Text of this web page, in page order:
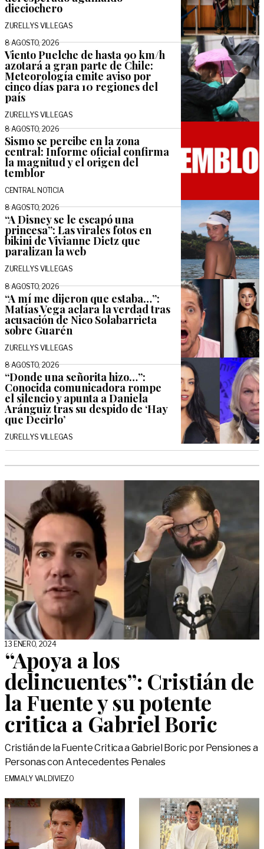
dieciochero
ZURELLYS VILLEGAS
8 AGOSTO, 2026
Viento Puelche de hasta 90 km/h
azotará a gran parte de Chile:
Meteorología emite aviso por
cinco días para 10 regiones del
país
ZURELLYS VILLEGAS
8 AGOSTO, 2026
Sismo se percibe en la zona
central: Informe oficial confirma
la magnitud y el origen del
temblor
CENTRAL NOTICIA
8 AGOSTO, 2026
“A Disney se le escapó una
princesa”: Las virales fotos en
bikini de Vivianne Dietz que
paralizan la web
ZURELLYS VILLEGAS
8 AGOSTO, 2026
“A mí me dijeron que estaba…”:
Matías Vega aclara la verdad tras
acusación de Nico Solabarrieta
sobre Guarén
ZURELLYS VILLEGAS
8 AGOSTO, 2026
“Donde una señorita hizo…”:
Conocida comunicadora rompe
el silencio y apunta a Daniela
Aránguiz tras su despido de ‘Hay
que Decirlo’
ZURELLYS VILLEGAS
13 ENERO, 2024
“Apoya a los
delincuentes”: Cristián de
la Fuente y su potente
critica a Gabriel Boric
Cristián de la Fuente Critica a Gabriel Boric por Pensiones a
Personas con Antecedentes Penales
EMMALY VALDIVIEZO